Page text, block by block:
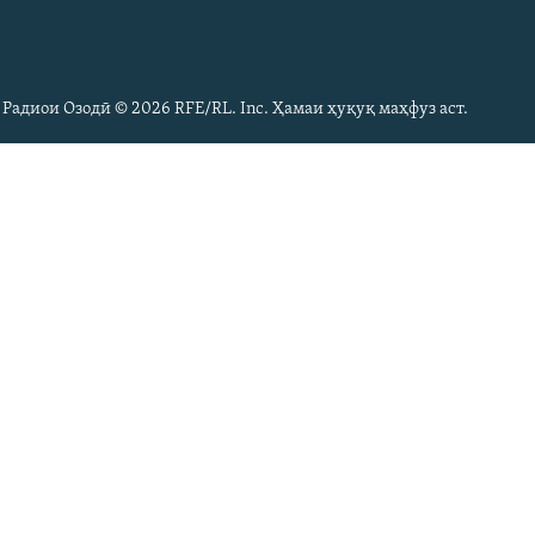
Озодӣ © 2026 RFE/RL. Inc. Ҳамаи ҳуқуқ маҳфуз аст.